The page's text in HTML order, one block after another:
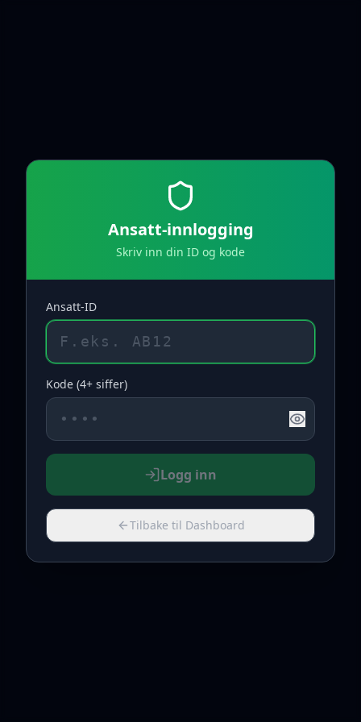
Ansatt-innlogging
Skriv inn din ID og kode
Ansatt-ID
Kode (4+ siffer)
Logg inn
Tilbake til Dashboard